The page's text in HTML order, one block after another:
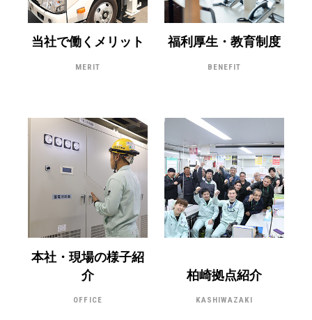
当社で働くメリット
MERIT
福利厚生・教育制度
BENEFIT
本社・現場の様子紹
介
OFFICE
柏崎拠点紹介
KASHIWAZAKI